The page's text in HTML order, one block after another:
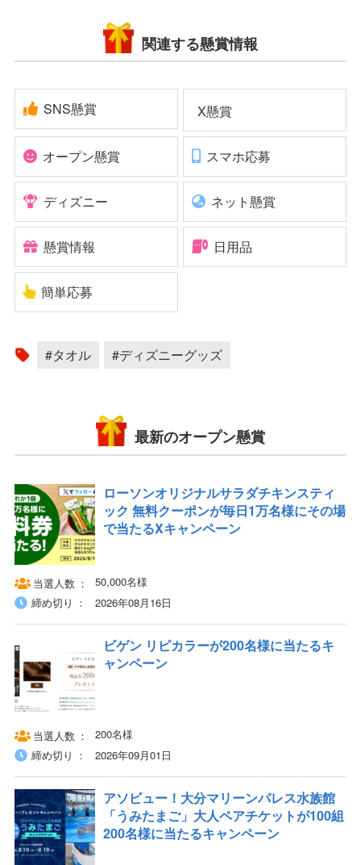
関連する懸賞情報
SNS懸賞 X懸賞
オープン懸賞 スマホ応募
ディズニー ネット懸賞
懸賞情報 日用品
簡単応募
#タオル #ディズニーグッズ
最新のオープン懸賞
ローソンオリジナルサラダチキンスティ
ック 無料クーポンが毎日1万名様にその場
で当たるXキャンペーン
当選人数
50,000名様
締め切り
2026年08月16日
ビゲン リピカラーが200名様に当たるキ
ャンペーン
当選人数
200名様
締め切り
2026年09月01日
アソビュー！大分マリーンパレス水族館
「うみたまご」大人ペアチケットが100組
200名様に当たるキャンペーン